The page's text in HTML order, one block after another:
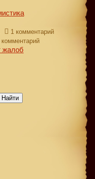
1 комментарий
комментарий
жалоб
Найти